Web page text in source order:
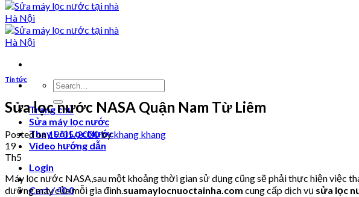
Search
for:
Trang chủ
Sửa máy lọc nước
Thay Lõi Lọc Nước
Video hướng dẫn
Login
Cart /₫00
Tin tức
Sửa lọc nước NASA Quận Nam Từ Liêm
Posted on19/05/2020bykhang khang
19
Th5
Máy lọc nước NASA,sau một khoảng thời gian sử dụng cũng sẽ phải thực hiện việc
dưỡng máy của mỗi gia đình.suamaylocnuoctainha.com cung cấp dịch vụ sửa lọc